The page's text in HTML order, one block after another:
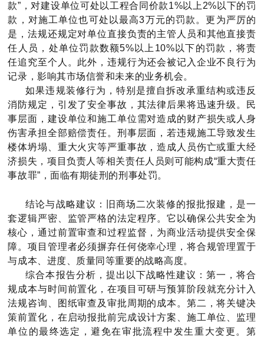
款”，对建设单位可处以工程合同价款1%以上2%以下的罚
款，对施工单位也可处以最高3万元的罚款。更为严厉的
是，法规还规定对单位直接负责的主管人员和其他直接责
任人员，处单位罚款数额5%以上10%以下的罚款，将责
任追究至个人。此外，违规行为还会被记入企业不良行为
记录，影响其市场信誉和未来的业务机会。
如果违规装修行为，特别是擅自拆改承重结构或违反
消防规定，引发了安全事故，其法律后果将迅速升级。民
事层面，建设单位和施工单位需对造成的财产损失或人身
伤害承担全部赔偿责任。刑事层面，若违规施工导致发生
楼体坍塌、重大火灾等严重事故，造成人员伤亡或重大经
济损失，项目负责人等相关责任人员则可能构成“重大责任
事故罪”，面临有期徒刑的刑事处罚。
结论与战略建议：旧商场二次装修的报批报建，是一
套逻辑严密、监管严格的法定程序。它以确保公共安全为
核心，通过前置审查和过程监督，为商业活动提供安全保
障。项目管理者必须摒弃任何侥幸心理，将合规管理置于
与成本、进度、质量同等重要的战略高度。
综合本报告分析，提出以下战略性建议：第一，将合
规成本与时间前置化，在项目可研与预算阶段就充分计入
法规咨询、图纸审查及审批周期的成本。第二，将关键决
策前置化，在启动报批前完成设计方案、施工单位、监理
单位的最终选定，避免在审批流程中发生重大变更。第